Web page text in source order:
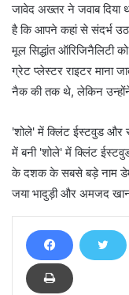
जावेद अख्तर ने जवाब दिया
है कि आपने कहां से संदर्भ
मूल सिद्धांत ऑरिजिनैलिटी
ग्रेट प्लेस्टर राइटर माना
नैक की तक थे, लेकिन
'शोले' में क्लिंट ईस्टवुड और
में बनी 'शोले' में क्लिंट
के दशक के सबसे बड़े नाम
जया भादुड़ी और अमजद